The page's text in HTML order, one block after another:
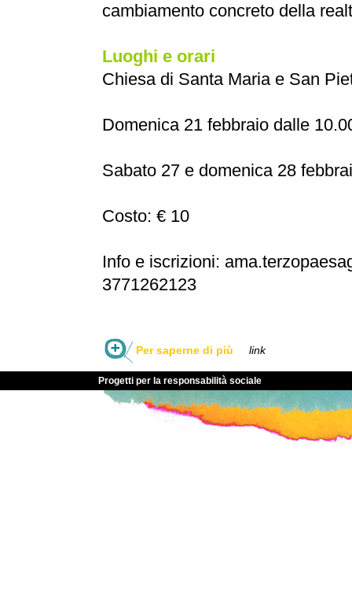
cambiamento concreto della
Luoghi e orari
Chiesa di Santa Maria e San
Domenica 21 febbraio dalle
Sabato 27 e domenica 28
Costo: € 10
Info e iscrizioni:
3771262123
Per saperne di più link
Progetti per la responsabilità sociale